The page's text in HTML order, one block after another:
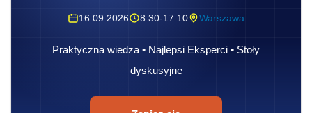
16.09.2026 8:30-17:10 Warszawa
Praktyczna wiedza • Najlepsi Eksperci • Stoły
dyskusyjne